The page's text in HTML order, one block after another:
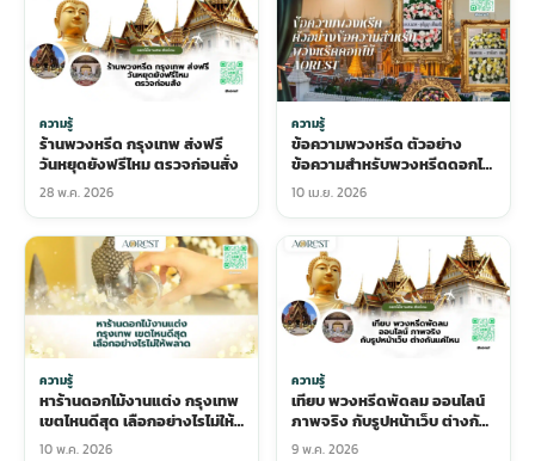
ความรู้
ร้านพวงหรีด กรุงเทพ ส่งฟรี
วันหยุดยังฟรีไหม ตรวจก่อนสั่ง
28 พ.ค. 2026
ความรู้
ข้อความพวงหรีด ตัวอย่าง
ข้อความสำหรับพวงหรีดดอกไม้
- Aorest
10 เม.ย. 2026
ความรู้
หาร้านดอกไม้งานแต่ง กรุงเทพ
เขตไหนดีสุด เลือกอย่างไรไม่ให้
พลาด
10 พ.ค. 2026
ความรู้
เทียบ พวงหรีดพัดลม ออนไลน์
ภาพจริง กับรูปหน้าเว็บ ต่างกัน
แค่ไหน
9 พ.ค. 2026